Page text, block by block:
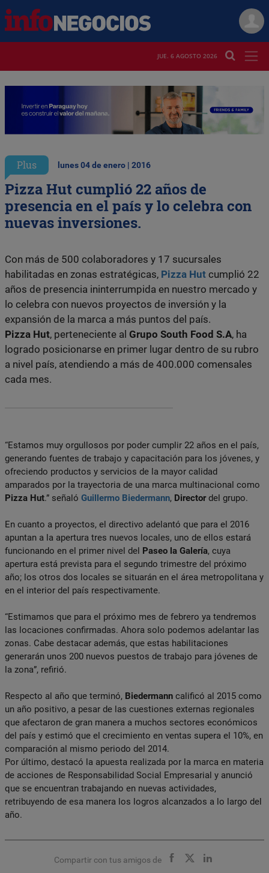
JUE. 6 AGOSTO 2026
Plus lunes 04 de enero | 2016
Pizza Hut cumplió 22 años de
presencia en el país y lo celebra con
nuevas inversiones.
Con más de 500 colaboradores y 17 sucursales
habilitadas en zonas estratégicas, Pizza Hut cumplió 22
años de presencia ininterrumpida en nuestro mercado y
lo celebra con nuevos proyectos de inversión y la
expansión de la marca a más puntos del país.
Pizza Hut, perteneciente al Grupo South Food S.A, ha
logrado posicionarse en primer lugar dentro de su rubro
a nivel país, atendiendo a más de 400.000 comensales
cada mes.
“Estamos muy orgullosos por poder cumplir 22 años en el país,
generando fuentes de trabajo y capacitación para los jóvenes, y
ofreciendo productos y servicios de la mayor calidad
amparados por la trayectoria de una marca multinacional como
Pizza Hut.” señaló Guillermo Biedermann, Directordel grupo.
En cuanto a proyectos, el directivo adelantó que para el 2016
apuntan a la apertura tres nuevos locales, uno de ellos estará
funcionando en el primer nivel del Paseo la Galería, cuya
apertura está prevista para el segundo trimestre del próximo
año; los otros dos locales se situarán en el área metropolitana y
en el interior del país respectivamente.
“Estimamos que para el próximo mes de febrero ya tendremos
las locaciones confirmadas. Ahora solo podemos adelantar las
zonas. Cabe destacar además, que estas habilitaciones
generarán unos 200 nuevos puestos de trabajo para jóvenes de
la zona”, refirió.
Respecto al año que terminó, Biedermann calificó al 2015 como
un año positivo, a pesar de las cuestiones externas regionales
que afectaron de gran manera a muchos sectores económicos
del país y estimó que el crecimiento en ventas supera el 10%, en
comparación al mismo periodo del 2014.
Por último, destacó la apuesta realizada por la marca en materia
de acciones de Responsabilidad Social Empresarial y anunció
que se encuentran trabajando en nuevas actividades,
retribuyendo de esa manera los logros alcanzados a lo largo del
año.
Compartir con tus amigos de